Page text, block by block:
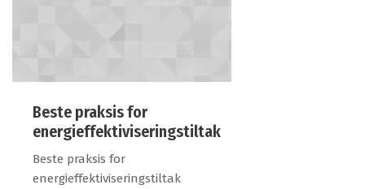
Beste praksis for
energieffektiviseringstiltak
Beste praksis for
energieffektiviseringstiltak